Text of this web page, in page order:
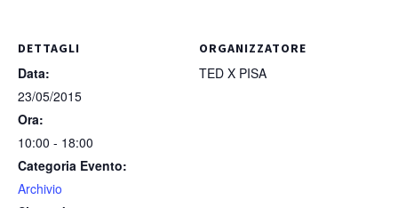
DETTAGLI
Data:
23/05/2015
Ora:
10:00 - 18:00
Categoria Evento:
Archivio
ORGANIZZATORE
TED X PISA